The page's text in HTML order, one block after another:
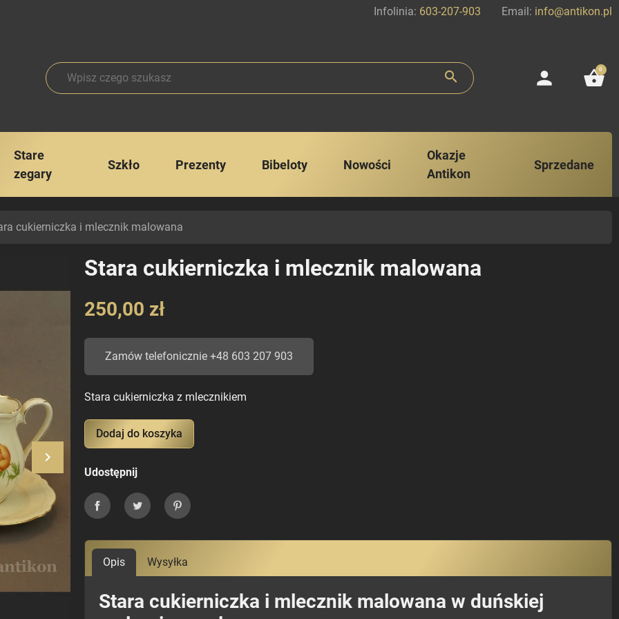
Infolinia: 603-207-903 Email: info@antikon.pl
search person shopping_basket
0
Stare
zegary
Szkło Prezenty Bibeloty Nowości
Okazje
Antikon
Sprzedane
cukierniczka i mlecznik malowana
Następny
keyboard_arrow_right
Stara cukierniczka i mlecznik malowana
250,00 zł
Zamów telefonicznie +48 603 207 903
Stara cukierniczka z mlecznikiem
Dodaj do koszyka
Udostępnij
UdostępnijTweetujPinterest
Opis Wysyłka
Stara cukierniczka i mlecznik malowana w duńskiej